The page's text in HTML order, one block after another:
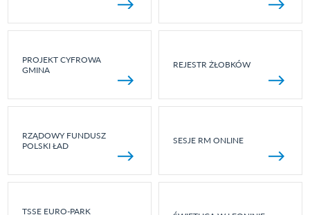
PROJEKT CYFROWA
GMINA
REJESTR ŻŁOBKÓW
RZĄDOWY FUNDUSZ
POLSKI ŁAD
SESJE RM ONLINE
TSSE EURO-PARK